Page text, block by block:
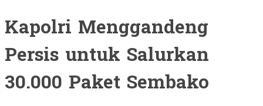
Kapolri Menggandeng
Persis untuk Salurkan
30.000 Paket Sembako